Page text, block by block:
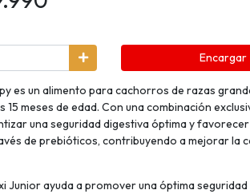
Encargar
es un alimento para cachorros de razas
meses de edad. Con una combinación
una seguridad digestiva óptima y
de prebióticos, contribuyendo a mejorar la
Junior ayuda a promover una óptima